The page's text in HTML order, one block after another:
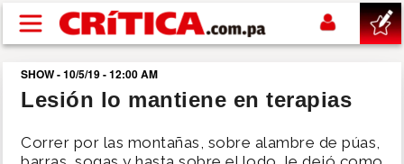
Pasar al contenido principal
buscar
SHOW - 10/5/19 - 12:00 AM
Lesión lo mantiene en terapias
Correr por las montañas, sobre alambre de púas,